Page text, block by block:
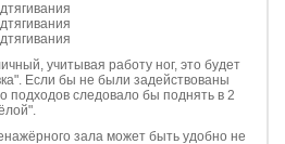
учитывая работу ног, это будет
Если бы не были задействованы
подходов следовало бы поднять в 2
зала может быть удобно не